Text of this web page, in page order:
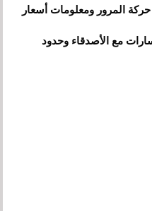
المرور ومعلومات أسعار
مع الأصدقاء وحدود